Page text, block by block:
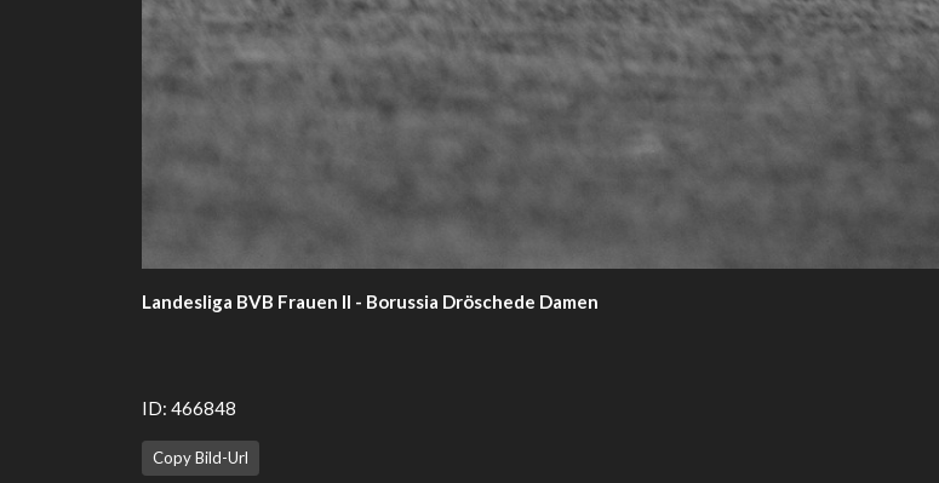
Landesliga BVB Frauen II - Borussia Dröschede Damen
ID: 466848
Copy Bild-Url